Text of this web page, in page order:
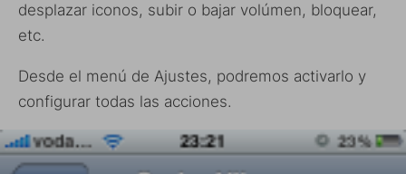
desplazar iconos, subir o bajar volúmen, bloquear,
etc.
Desde el menú de Ajustes, podremos activarlo y
configurar todas las acciones.